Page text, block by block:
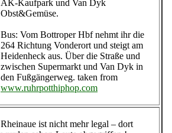
AK-Kaufpark und Van Dyk
Obst&Gemüse.
Bus: Vom Bottroper Hbf nehmt ihr die
264 Richtung Vonderort und steigt am
Heidenheck aus. Über die Straße und
zwischen Supermarkt und Van Dyk in
den Fußgängerweg. taken from
www.ruhrpotthiphop.com
Rheinaue ist nicht mehr legal – dort